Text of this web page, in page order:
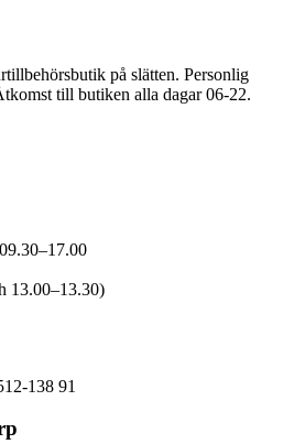
på slätten. Personlig
till butiken alla dagar 06-22.
13.00–13.30)
138 91